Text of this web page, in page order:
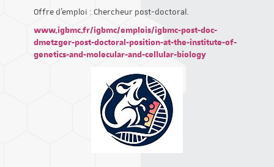
Offre d'emploi : Chercheur post-doctoral.
www.igbmc.fr/igbmc/emplois/igbmc-post-doc-
dmetzger-post-doctoral-position-at-the-institute-of-
genetics-and-molecular-and-cellular-biology